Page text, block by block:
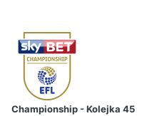
Championship - Kolejka 45